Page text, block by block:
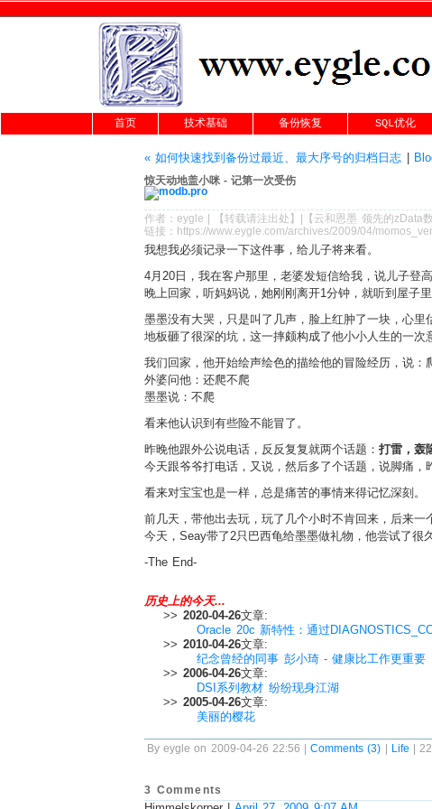
首页 技术基础 备份恢复 SQL优化
« 如何快速找到备份过最近、最大序号的归档日志
惊天动地盖小咪 - 记第一次受伤
作者： eygle 【转载请注出处 】|【 云和恩墨 领先的zData
链接： https://www.eygle.com/archives/2009/04/
我想我必须记录一下这件事，给儿子将来看。
4月20日，我在客户那里，老婆发短信给我，说儿子登
晚上回家，听妈妈说，她刚刚离开1分钟，就听到屋子
墨墨没有大哭，只是叫了几声，脸上红肿了一块，心里
地板砸了很深的坑，这一摔颇构成了他小小人生的一次
我们回家，他开始绘声绘色的描绘他的冒险经历，说：
外婆问他：还爬不爬
墨墨说：不爬
看来他认识到有些险不能冒了。
昨晚他跟外公说电话，反反复复就两个话题： 打雷，轰
今天跟爷爷打电话，又说，然后多了个话题，说脚痛，
看来对宝宝也是一样，总是痛苦的事情来得记忆深刻。
前几天，带他出去玩，玩了几个小时不肯回来，后来
今天，Seay带了2只巴西龟给墨墨做礼物，他尝试了很
-The End-
历史上的今天...
>> 2020-04-26文章:
Oracle 20c 新特性：通过
>> 2010-04-26文章:
纪念曾经的同事 彭小琦 - 健康比工作更重要
>> 2006-04-26文章:
DSI系列教材 纷纷现身江湖
>> 2005-04-26文章:
美丽的樱花
By eygle on 2009-04-26 22:56 |Comments (3) | Life |
3 Comments